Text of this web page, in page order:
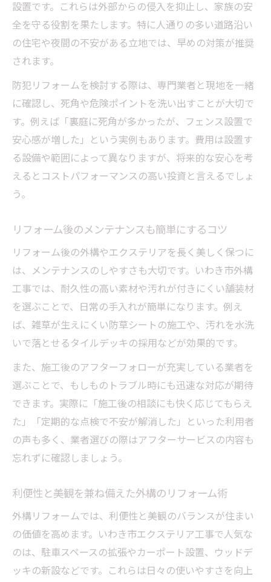
設置です。これらは外部からの侵入を抑止し、家族の安
全を守る役割を果たします。特に人通りの多い道路沿い
の住宅や夜間の不安がある立地では、早めの対策が推奨
されます。
防犯リフォームを検討する際は、専門業者と現地を一緒
に確認し、死角や危険ポイントを洗い出すことが大切で
す。例えば「裏庭に死角が多かったが、フェンス設置で
安心感が増した」という実例もあります。費用は設置す
る設備や範囲によって異なりますが、将来的な安心を考
えるとコストパフォーマンスの高い投資と言えるでしょ
う。
リフォーム後のメンテナンスも簡単にするコツ
リフォーム後の外構やエクステリアを長く美しく保つに
は、メンテナンスのしやすさも大切です。いわき市外構
工事では、耐久性の高い素材や汚れが付きにくい舗装材
を選ぶことで、日常の手入れが簡単になります。例え
ば、雑草が生えにくい防草シートの施工や、汚れを水洗
いで落とせるタイルデッキの採用などが効果的です。
また、施工後のアフターフォローが充実している業者を
選ぶことで、もしものトラブル時にも迅速な対応が期待
できます。実際に「施工後の相談にも快く応じてもらえ
た」「定期的な点検で不安が解消した」といった利用者
の声も多く、業者選びの際はアフターサービスの内容も
忘れずに確認しましょう。
利便性と美観を兼ね備えた外構のリフォーム術
外構リフォームでは、利便性と美観のバランスが住まい
の価値を高めます。いわき市エクステリア工事で人気な
のは、駐車スペースの拡張やカーポート設置、ウッドデ
ッキの新設などです。これらは日々の使いやすさを向上